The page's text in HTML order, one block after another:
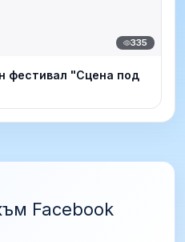
335
фестивал "Сцена под
Facebook